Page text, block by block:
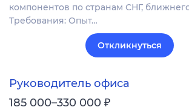
компонентов по странам СНГ,
Требования: Опыт…
Откликнуться
Руководитель офиса
185 000–330 000 ₽